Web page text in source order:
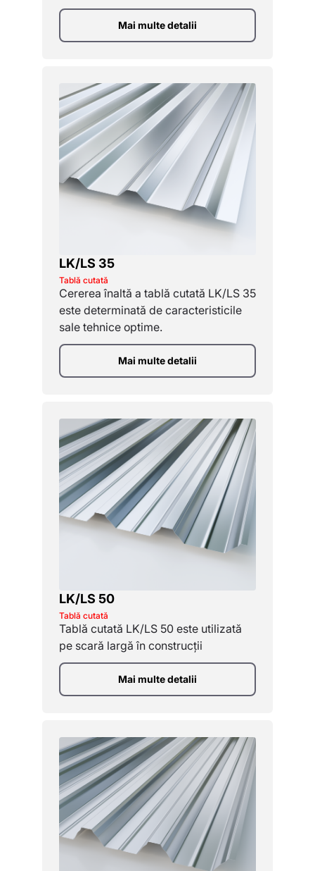
Mai multe detalii
LK/LS 35
Tablă cutată
Cererea înaltă a tablă cutată LK/LS 35
este determinată de caracteristicile
sale tehnice optime.
Mai multe detalii
LK/LS 50
Tablă cutată
Tablă cutată LK/LS 50 este utilizată
pe scară largă în construcții
Mai multe detalii